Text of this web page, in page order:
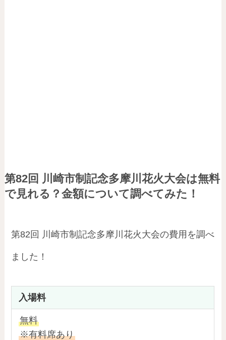
第82回 川崎市制記念多摩川花火大会は無料
で見れる？金額について調べてみた！
第82回 川崎市制記念多摩川花火大会の費用を調べ
ました！
入場料
無料
※有料席あり